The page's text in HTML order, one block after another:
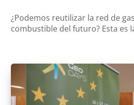
¿Podemos reutilizar la red de
combustible del futuro? Esta es